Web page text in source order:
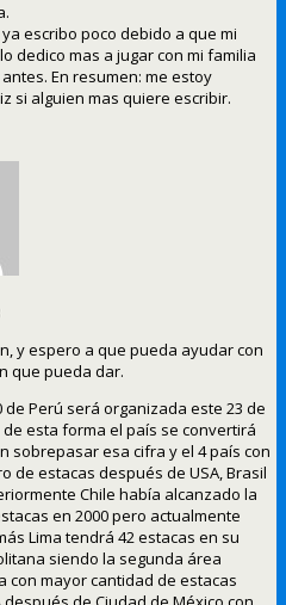
escribo poco debido a que mi
dedico mas a jugar con mi familia
En resumen: me estoy
si alguien mas quiere escribir.
y espero a que pueda ayudar con
que pueda dar.
de Perú será organizada este 23 de
de esta forma el país se convertirá
sobrepasar esa cifra y el 4 país con
de estacas después de USA, Brasil
Chile había alcanzado la
en 2000 pero actualmente
Lima tendrá 42 estacas en su
siendo la segunda área
con mayor cantidad de estacas